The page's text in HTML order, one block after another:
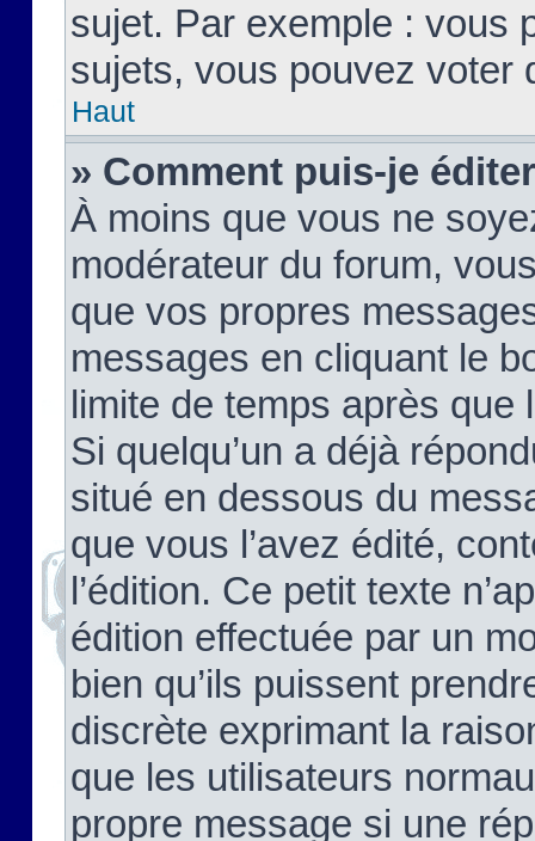
sujet. Par exemple : vous
sujets, vous pouvez voter
Haut
» Comment puis-je
À moins que vous ne
modérateur du forum,
que vos propres
messages en cliquant le
limite de temps après que
Si quelqu’un a déjà
situé en dessous du
que vous l’avez édité,
l’édition. Ce petit texte
édition effectuée par un
bien qu’ils puissent
discrète exprimant la
que les utilisateurs
propre message si une